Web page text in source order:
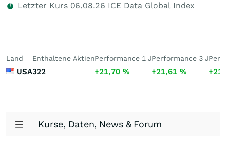
Letzter Kurs 06.08.26 ICE Data Global Index
Land
USA
Enthaltene Aktien
322
Performance 1 J
+21,70 %
Performance 3 J
+21,61 %
Kurse, Daten, News & Forum